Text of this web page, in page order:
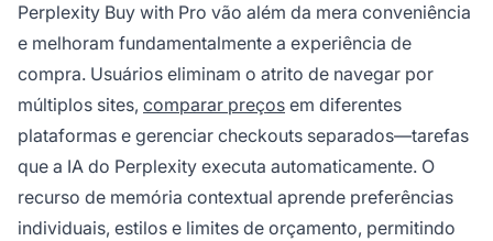
Perplexity Buy with Pro vão além da mera conveniência
e melhoram fundamentalmente a experiência de
compra. Usuários eliminam o atrito de navegar por
múltiplos sites, comparar preços em diferentes
plataformas e gerenciar checkouts separados—tarefas
que a IA do Perplexity executa automaticamente. O
recurso de memória contextual aprende preferências
individuais, estilos e limites de orçamento, permitindo